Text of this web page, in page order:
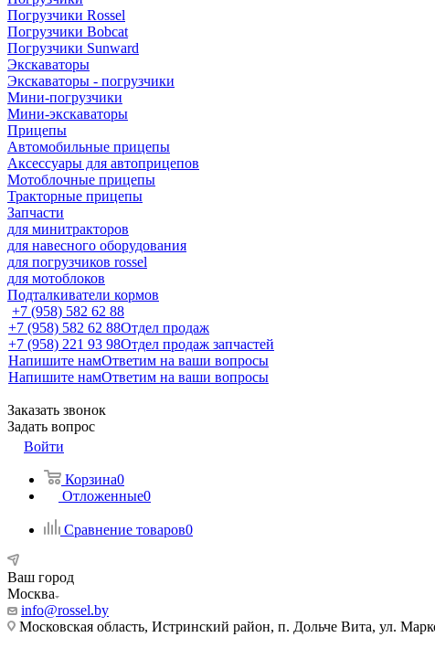
Погрузчики Rossel
Погрузчики Bobcat
Погрузчики Sunward
Экскаваторы
Экскаваторы - погрузчики
Мини-погрузчики
Мини-экскаваторы
Прицепы
Автомобильные прицепы
Аксессуары для автоприцепов
Мотоблочные прицепы
Тракторные прицепы
Запчасти
для минитракторов
для навесного оборудования
для погрузчиков rossel
для мотоблоков
Подталкиватели кормов
+7 (958) 582 62 88
+7 (958) 582 62 88Отдел продаж
+7 (958) 221 93 98Отдел продаж запчастей
Напишите намОтветим на ваши вопросы
Напишите намОтветим на ваши вопросы
Заказать звонок
Задать вопрос
Войти
Корзина0
Отложенные0
Сравнение товаров0
Ваш город
Москва
info@rossel.by
Московская область, Истринский район, п. Дольче Вита, ул.